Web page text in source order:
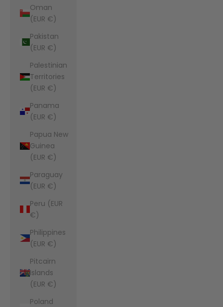
Oman
(EUR €)
Pakistan
(EUR €)
Palestinian
Territories
(EUR €)
Panama
(EUR €)
Papua New
Guinea
(EUR €)
Paraguay
(EUR €)
Peru (EUR
€)
Philippines
(EUR €)
Pitcairn
Islands
(EUR €)
Poland